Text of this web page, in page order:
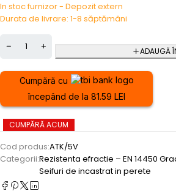
In stoc furnizor - Depozit extern
Durata de livrare: 1-8 săptămâni
ADAUGĂ
Cumpără cu
începând de la 81.59 LEI
CUMPĂRĂ ACUM
Cod produs:ATK/5V
Categorii:Rezistenta efractie – EN 14450
Seifuri de incastrat in perete